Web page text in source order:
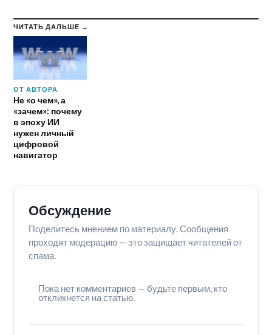
ЧИТАТЬ ДАЛЬШЕ →
ОТ АВТОРА
Не «о чем», а
«зачем»: почему
в эпоху ИИ
нужен личный
цифровой
навигатор
Обсуждение
Поделитесь мнением по материалу. Сообщения
проходят модерацию — это защищает читателей от
спама.
Пока нет комментариев — будьте первым, кто
откликнется на статью.